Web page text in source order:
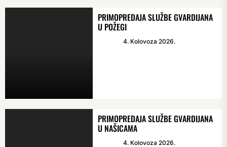
PRIMOPREDAJA SLUŽBE GVARDIJANA
U POŽEGI
4. Kolovoza 2026.
PRIMOPREDAJA SLUŽBE GVARDIJANA
U NAŠICAMA
4. Kolovoza 2026.